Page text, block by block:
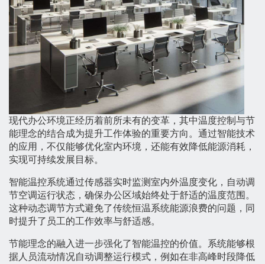
现代办公环境正经历着前所未有的变革，其中温度控制与节
能理念的结合成为提升工作体验的重要方向。通过智能技术
的应用，不仅能够优化室内环境，还能有效降低能源消耗，
实现可持续发展目标。
智能温控系统通过传感器实时监测室内外温度变化，自动调
节空调运行状态，确保办公区域始终处于舒适的温度范围。
这种动态调节方式避免了传统恒温系统能源浪费的问题，同
时提升了员工的工作效率与舒适感。
节能理念的融入进一步强化了智能温控的价值。系统能够根
据人员流动情况自动调整运行模式，例如在非高峰时段降低